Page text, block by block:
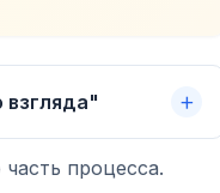
взгляда"
процесса.